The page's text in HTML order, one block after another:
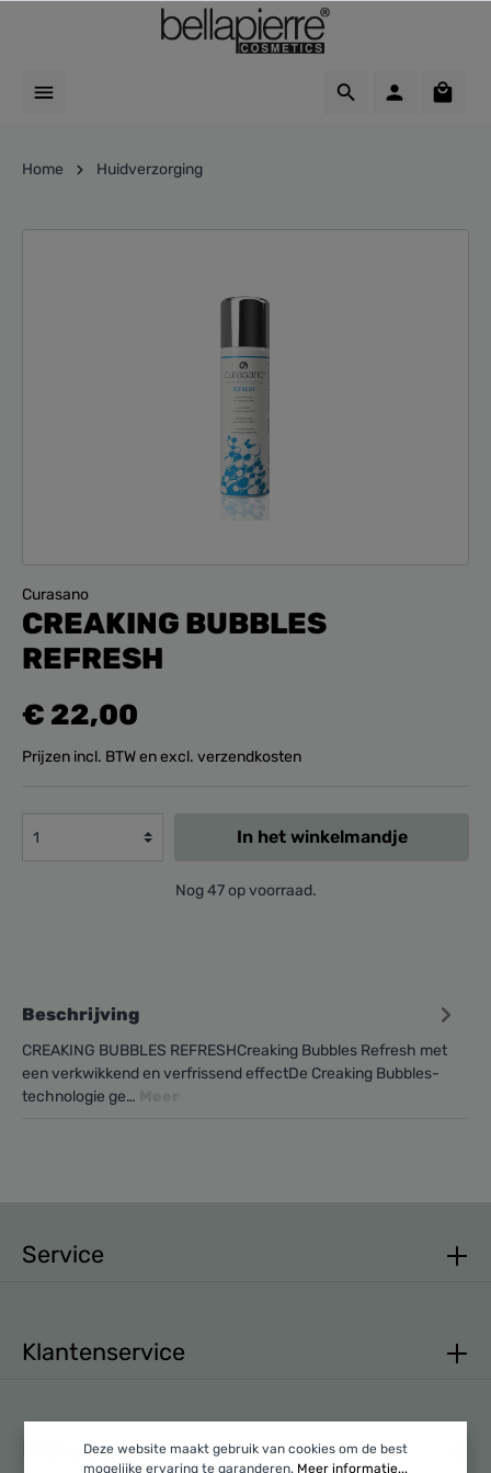
Home Huidverzorging
Curasano
CREAKING BUBBLES
REFRESH
€ 22,00
Prijzen incl. BTW en excl. verzendkosten
In het winkelmandje
Nog 47 op voorraad.
Beschrijving
CREAKING BUBBLES REFRESHCreaking Bubbles Refresh met
een verkwikkend en verfrissend effectDe Creaking Bubbles-
technologie ge…
Service
Klantenservice
Mijn account
Deze website maakt gebruik van cookies om de best
mogelijke ervaring te garanderen. Meer informatie...